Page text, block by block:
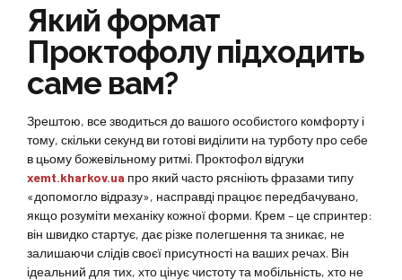
Який формат
Проктофолу підходить
саме вам?
Зрештою, все зводиться до вашого особистого комфорту і
тому, скільки секунд ви готові виділити на турботу про себе
в цьому божевільному ритмі. Проктофол відгуки
xemt.kharkov.ua про який часто рясніють фразами типу
«допомогло відразу», насправді працює передбачувано,
якщо розуміти механіку кожної форми. Крем – це спринтер:
він швидко стартує, дає різке полегшення та зникає, не
залишаючи слідів своєї присутності на ваших речах. Він
ідеальний для тих, хто цінує чистоту та мобільність, хто не